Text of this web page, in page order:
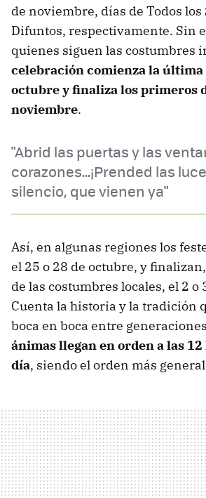
de noviembre, días de Todos los
Difuntos, respectivamente. Sin
quienes siguen las costumbres
celebración comienza la última
octubre y finaliza los primeros
noviembre.
"Abrid las puertas y las
corazones...¡Prended las
silencio, que vienen ya"
Así, en algunas regiones los
el 25 o 28 de octubre, y
de las costumbres locales, el 2
Cuenta la historia y la tradición
boca en boca entre
ánimas llegan en orden a las 12
día, siendo el orden más